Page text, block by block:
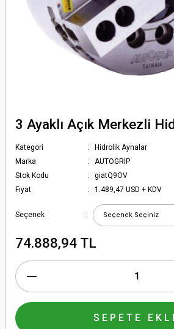
3 Ayaklı Açık Merkezli
Kategori
Hidrolik Aynalar
Marka
AUTOGRIP
Stok Kodu
giatQ9OV
Fiyat
1.489,47 USD + KDV
Seçenek
74.888,94 TL
SEPETE